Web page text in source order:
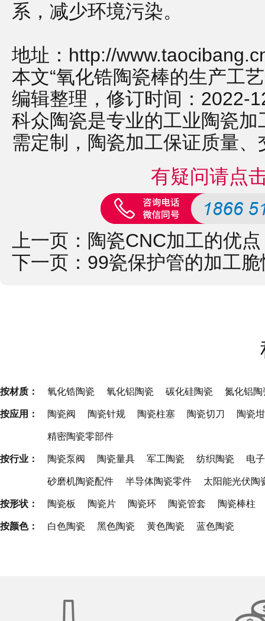
系，减少环境污染。
地址： http://
本文“氧化锆陶瓷棒的生产工
编辑整理，修订时间：2022-
科众陶瓷是专业的工业陶瓷加
需定制， 陶瓷加工保证质量、
有疑问请点
上一页： 陶瓷CNC加工的优
下一页： 99瓷保护管的加工
按材质： 氧化锆陶瓷 氧化铝陶瓷 碳化硅陶瓷 氮化铝陶
按应用： 陶瓷阀 陶瓷针规 陶瓷柱塞 陶瓷切刀 陶瓷
精密陶瓷零部件
按行业： 陶瓷泵阀 陶瓷量具 军工陶瓷 纺织陶瓷 电
砂磨机陶瓷配件 半导体陶瓷零件 太阳能光伏陶
按形状： 陶瓷板 陶瓷片 陶瓷环 陶瓷管套 陶瓷棒柱
按颜色： 白色陶瓷 黑色陶瓷 黄色陶瓷 蓝色陶瓷